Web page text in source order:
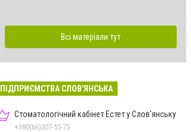
Всі матеріали тут
ПІДПРИЄМСТВА СЛОВ'ЯНСЬКА
Стоматологічний кабінет Естет у Слов'янську
+380(66)307-55-75